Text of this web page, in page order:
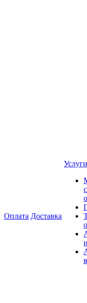
Оплата Доставка
Услуги